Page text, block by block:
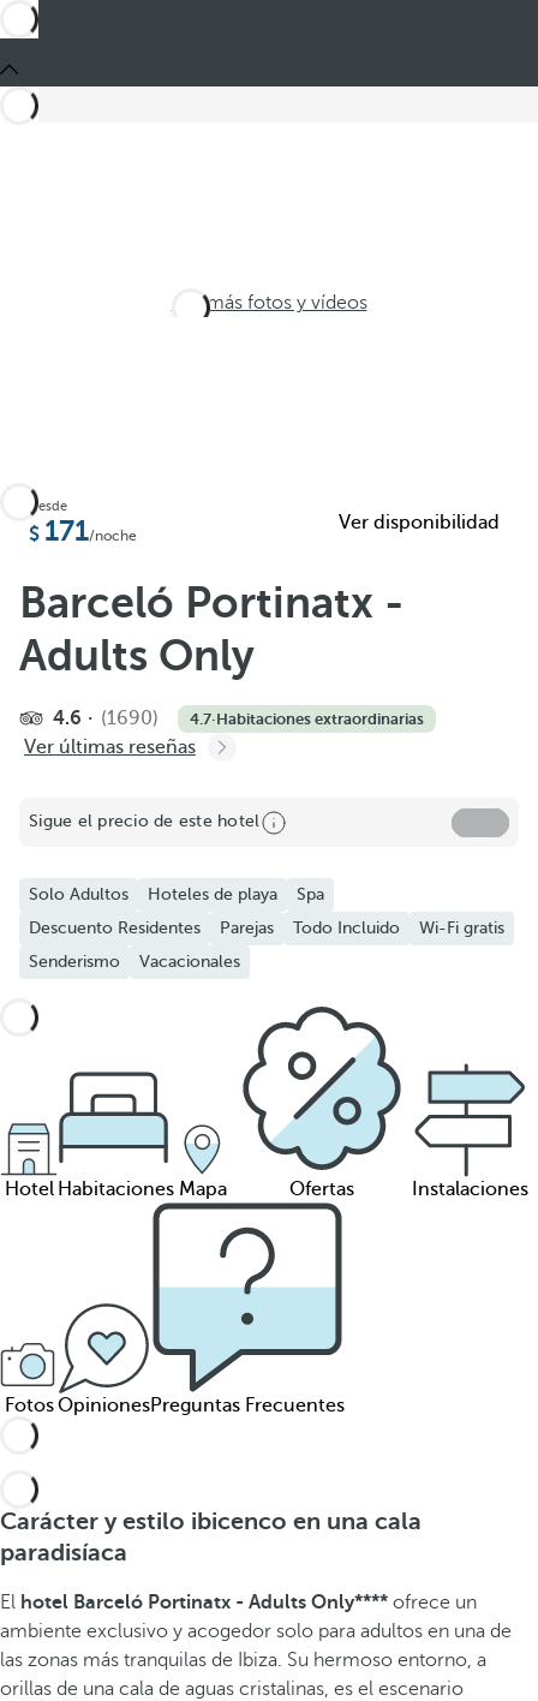
Ver más fotos y vídeos
Desde
171/noche
Ver disponibilidad
Barceló Portinatx -
Adults Only
4.6 (1690) 4.7·Habitaciones extraordinarias
Ver últimas reseñas
Sigue el precio de este hotel
Solo Adultos Hoteles de playa
Spa
Descuento Residentes
Parejas Todo Incluido
Wi-Fi gratis
Senderismo
Vacacionales
Hotel Habitaciones Mapa Ofertas Instalaciones
FotosOpinionesPreguntas Frecuentes
Carácter y estilo ibicenco en una cala
paradisíaca
El hotel Barceló Portinatx - Adults Only**** ofrece un
ambiente exclusivo y acogedor solo para adultos en una de
las zonas más tranquilas de Ibiza. Su hermoso entorno, a
orillas de una cala de aguas cristalinas, es el escenario